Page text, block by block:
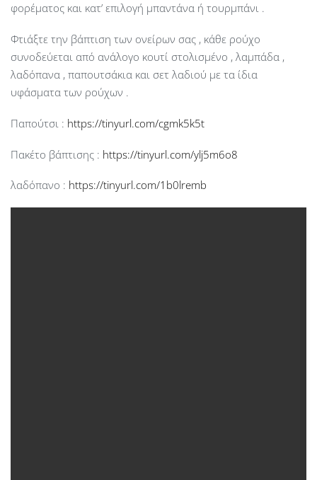
φορέματος και κατ’ επιλογή μπαντάνα ή τουρμπάνι .
Φτιάξτε την βάπτιση των ονείρων σας , κάθε ρούχο
συνοδεύεται από ανάλογο κουτί στολισμένο , λαμπάδα ,
λαδόπανα , παπουτσάκια και σετ λαδιού με τα ίδια
υφάσματα των ρούχων .
Παπούτσι : https://tinyurl.com/cgmk5k5t
Πακέτο βάπτισης : https://tinyurl.com/ylj5m6o8
λαδόπανο : https://tinyurl.com/1b0lremb